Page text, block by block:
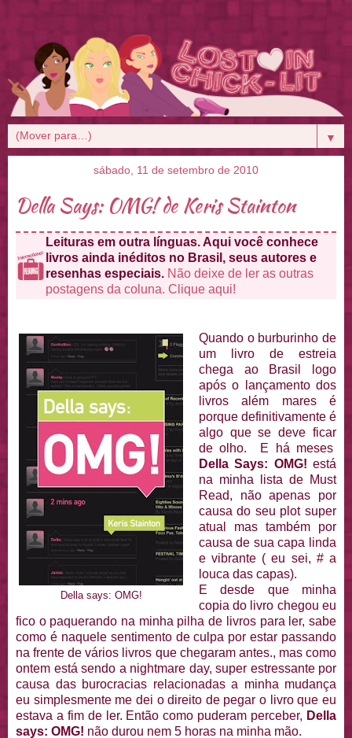
▼
sábado, 11 de setembro de 2010
Della Says: OMG! de Keris Stainton
Leituras em outra línguas. Aqui você conhece
livros ainda inéditos no Brasil, seus autores e
resenhas especiais. Não deixe de ler as outras
postagens da coluna. Clique aqui!
Della says: OMG!
Quando o burburinho de
um livro de estreia
chega ao Brasil logo
após o lançamento dos
livros além mares é
porque definitivamente é
algo que se deve ficar
de olho. E há meses
Della Says: OMG! está
na minha lista de Must
Read, não apenas por
causa do seu plot super
atual mas também por
causa de sua capa linda
e vibrante ( eu sei, # a
louca das capas).
E desde que minha
copia do livro chegou eu
fico o paquerando na minha pilha de livros para ler, sabe
como é naquele sentimento de culpa por estar passando
na frente de vários livros que chegaram antes., mas como
ontem está sendo a nightmare day, super estressante por
causa das burocracias relacionadas a minha mudança
eu simplesmente me dei o direito de pegar o livro que eu
estava a fim de ler. Então como puderam perceber, Della
says: OMG! não durou nem 5 horas na minha mão.